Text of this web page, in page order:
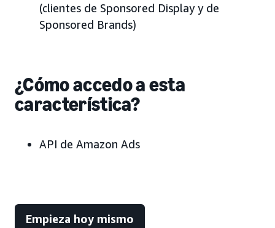
(clientes de Sponsored Display y de
Sponsored Brands)
¿Cómo accedo a esta
característica?
API de Amazon Ads
Empieza hoy mismo